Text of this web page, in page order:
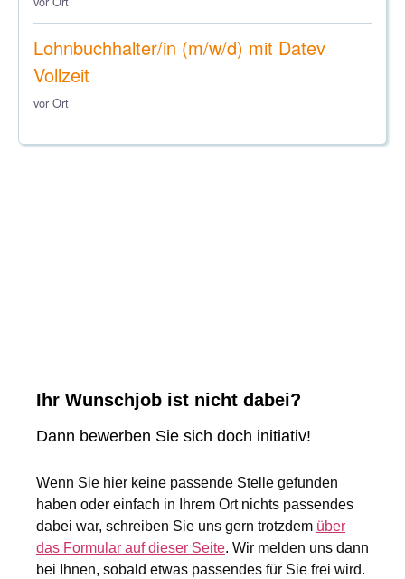
Lohnbuchhalter/in (m/w/d) mit Datev
Vollzeit
vor Ort
Ihr Wunschjob ist nicht dabei?
Dann bewerben Sie sich doch initiativ!
Wenn Sie hier keine passende Stelle gefunden
haben oder einfach in Ihrem Ort nichts passendes
dabei war, schreiben Sie uns gern trotzdem über
das Formular auf dieser Seite. Wir melden uns dann
bei Ihnen, sobald etwas passendes für Sie frei wird.